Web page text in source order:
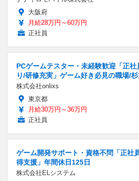
大阪府
月給28万円～60万円
正社員
PCゲームテスター・未経験歓迎「正
り/研修充実」ゲーム好き必見の職場/
株式会社onlixs
東京都
月給30万円～36万円
正社員
ゲーム開発サポート・資格不問「正社
得支援」年間休日125日
株式会社ELシステム